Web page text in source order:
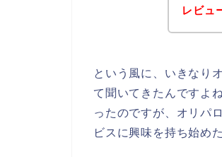
レビュ
という風に、いきなり
て聞いてきたんですよ
ったのですが、オリパ
ビスに興味を持ち始め